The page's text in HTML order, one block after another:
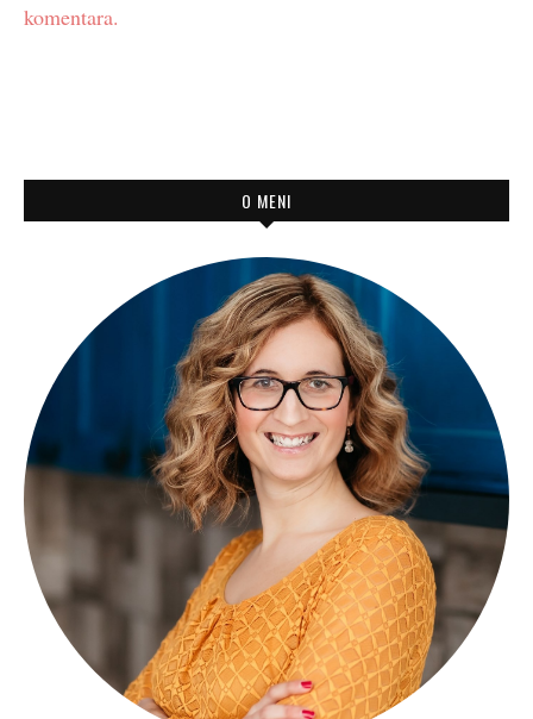
komentara.
O MENI